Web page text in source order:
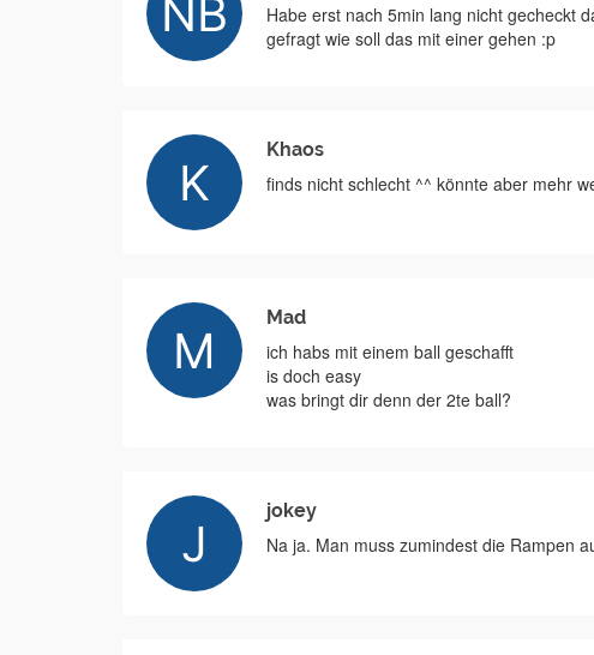
Habe erst nach 5min lang nicht gecheckt
gefragt wie soll das mit einer gehen :p
Khaos
finds nicht schlecht ^^ könnte aber mehr
Mad
ich habs mit einem ball geschafft
is doch easy
was bringt dir denn der 2te ball?
jokey
Na ja. Man muss zumindest die Rampen